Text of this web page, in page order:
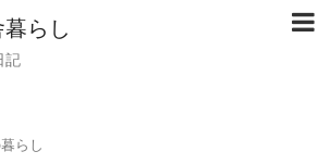
らし
記
らし